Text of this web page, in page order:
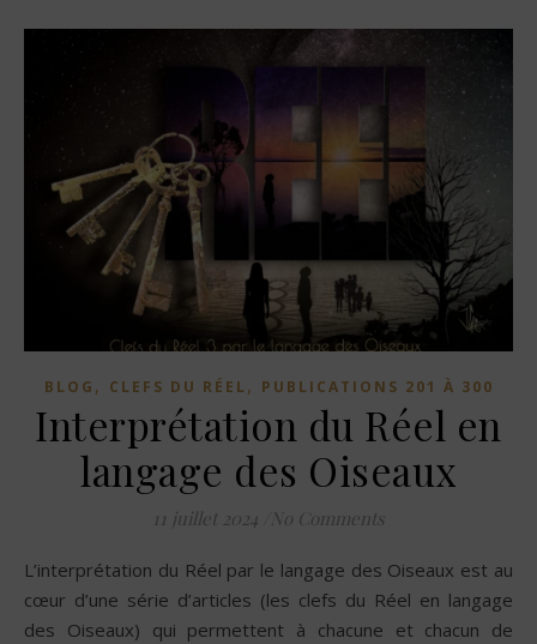
BLOG , CLEFS DU RÉEL, PUBLICATIONS 201 À 300
Interprétation du Réel en
langage des Oiseaux
11 juillet 2024 No Comments
L’interprétation du Réel par le langage des Oiseaux est au
cœur d’une série d’articles (les clefs du Réel en langage
des Oiseaux) qui permettent à chacune et chacun de